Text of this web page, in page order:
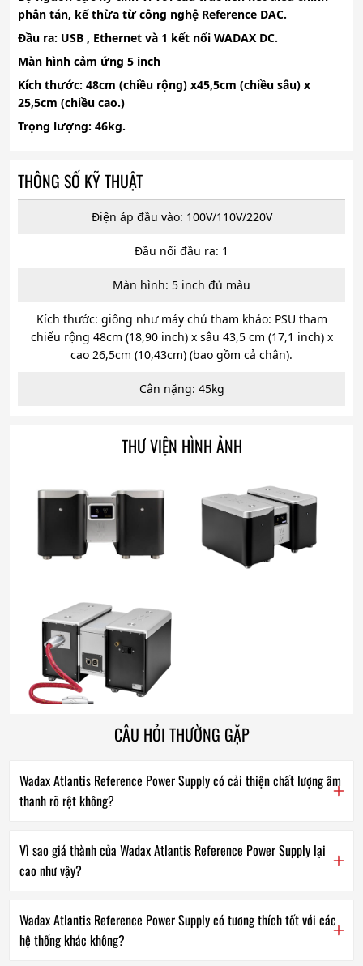
phân tán, kế thừa từ công nghệ Reference DAC.
Đầu ra: USB , Ethernet và 1 kết nối WADAX DC.
Màn hình cảm ứng 5 inch
Kích thước: 48cm (chiều rộng) x45,5cm (chiều sâu) x
25,5cm (chiều cao.)
Trọng lượng: 46kg.
THÔNG SỐ KỸ THUẬT
Điện áp đầu vào: 100V/110V/220V
Đầu nối đầu ra: 1
Màn hình: 5 inch đủ màu
Kích thước: giống như máy chủ tham khảo: PSU tham
chiếu rộng 48cm (18,90 inch) x sâu 43,5 cm (17,1 inch) x
cao 26,5cm (10,43cm) (bao gồm cả chân).
Cân nặng: 45kg
THƯ VIỆN HÌNH ẢNH
CÂU HỎI THƯỜNG GẶP
Wadax Atlantis Reference Power Supply có cải thiện chất lượng âm
thanh rõ rệt không?
Vì sao giá thành của Wadax Atlantis Reference Power Supply lại
cao như vậy?
Wadax Atlantis Reference Power Supply có tương thích tốt với các
hệ thống khác không?